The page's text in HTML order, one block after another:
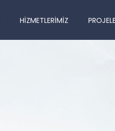
HIZMETLERIMIZ